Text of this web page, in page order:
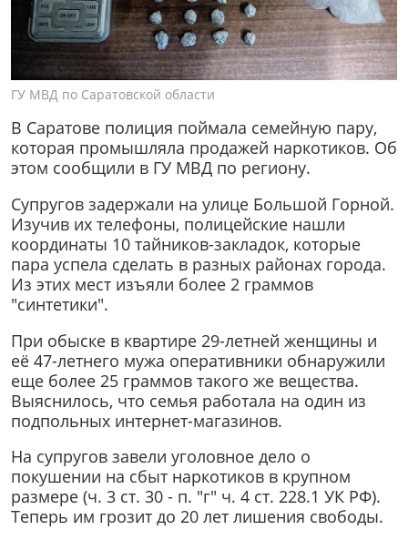
ГУ МВД по Саратовской области
В Саратове полиция поймала семейную пару,
которая промышляла продажей наркотиков. Об
этом сообщили в ГУ МВД по региону.
Супругов задержали на улице Большой Горной.
Изучив их телефоны, полицейские нашли
координаты 10 тайников-закладок, которые
пара успела сделать в разных районах города.
Из этих мест изъяли более 2 граммов
"синтетики".
При обыске в квартире 29-летней женщины и
её 47-летнего мужа оперативники обнаружили
еще более 25 граммов такого же вещества.
Выяснилось, что семья работала на один из
подпольных интернет-магазинов.
На супругов завели уголовное дело о
покушении на сбыт наркотиков в крупном
размере (ч. 3 ст. 30 - п. "г" ч. 4 ст. 228.1 УК РФ).
Теперь им грозит до 20 лет лишения свободы.